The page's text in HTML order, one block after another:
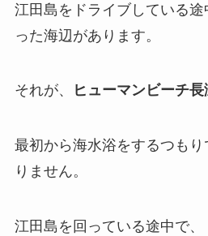
江田島をドライブしている
った海辺があります。
それが、 ヒューマンビーチ長
最初から海水浴をするつも
りません。
江田島を回っている途中で